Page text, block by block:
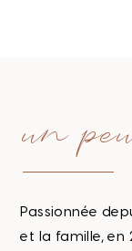
un
Passionnée
et la famille, en